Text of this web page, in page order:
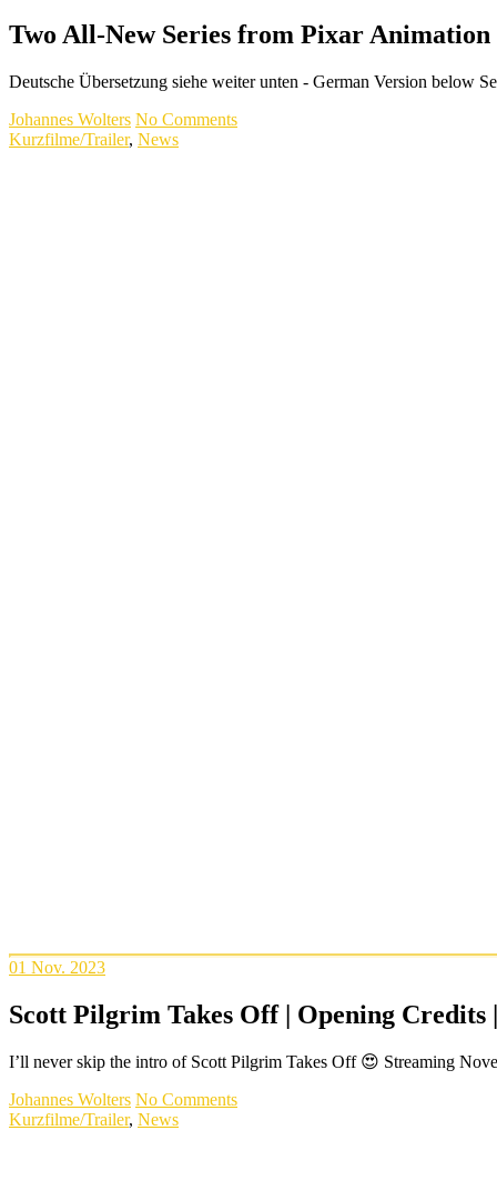
Two All-New Series from Pixar Animation
Deutsche Übersetzung siehe weiter unten - German Version below
Johannes Wolters No Comments
Kurzfilme/Trailer, News
01 Nov. 2023
Scott Pilgrim Takes Off | Opening Credits
I’ll never skip the intro of Scott Pilgrim Takes Off 😍 Streaming
Johannes Wolters No Comments
Kurzfilme/Trailer, News